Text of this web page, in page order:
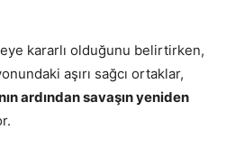
kararlı olduğunu belirtirken,
aşırı sağcı ortaklar,
ardından savaşın yeniden